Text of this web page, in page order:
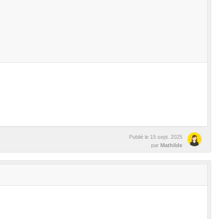
Publié le 15 sept. 2025
par Mathilde